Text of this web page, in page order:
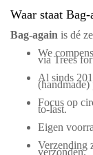
Waar staat
Bag‑again is dé
We
via Trees
Al sinds
(handmade)
Focus op
to-last.
Eigen
Verzending
verzonden.